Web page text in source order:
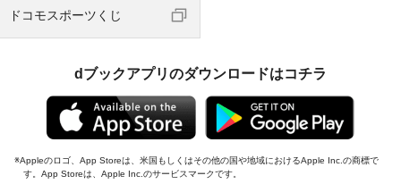
ドコモスポーツくじ
dブックアプリのダウンロードはコチラ
Appleのロゴ、App Storeは、米国もしくはその他の国や地域におけるApple Inc.の商標で
す。App Storeは、Apple Inc.のサービスマークです。